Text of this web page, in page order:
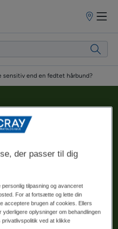
Forhandlere
sensitiv end en fedtet hårbund?
mere
fedtet
afvores medicinske
der passer til dig
tilpasning og avanceret
For at fortsætte og lette din
acceptere brugen af cookies. Ellers
oplysninger om behandlingen
ved at klikke